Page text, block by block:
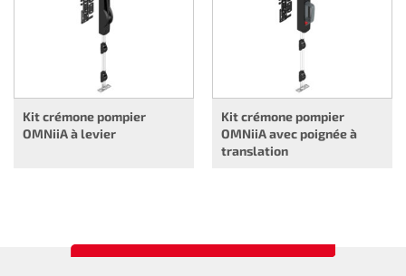
Kit crémone pompier
OMNiiA à levier
Kit crémone pompier
OMNiiA avec poignée à
translation